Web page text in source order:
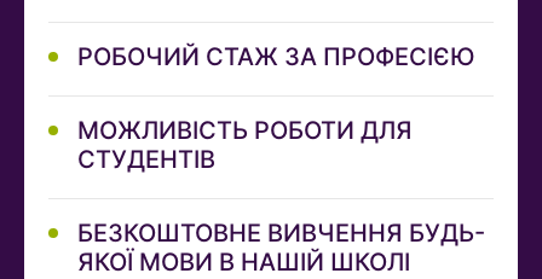
РОБОЧИЙ СТАЖ ЗА ПРОФЕСІЄЮ
МОЖЛИВІСТЬ РОБОТИ ДЛЯ
СТУДЕНТІВ
БЕЗКОШТОВНЕ ВИВЧЕННЯ БУДЬ-
ЯКОЇ МОВИ В НАШІЙ ШКОЛІ